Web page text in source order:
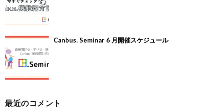
Canbus. Seminar 6 月開催スケジュール
最近のコメント